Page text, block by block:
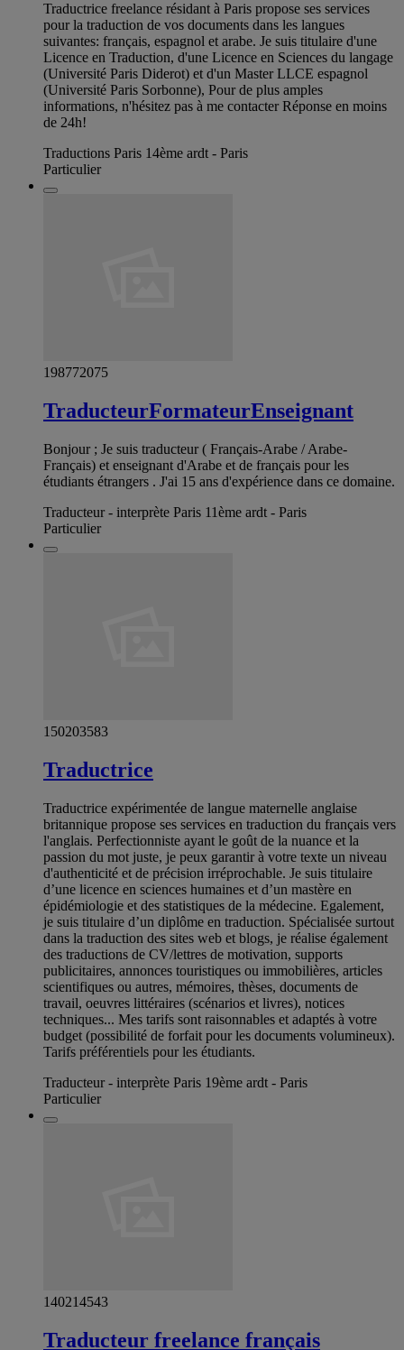
Traductrice freelance résidant à Paris propose ses services
pour la traduction de vos documents dans les langues
suivantes: français, espagnol et arabe. Je suis titulaire d'une
Licence en Traduction, d'une Licence en Sciences du langage
(Université Paris Diderot) et d'un Master LLCE espagnol
(Université Paris Sorbonne), Pour de plus amples
informations, n'hésitez pas à me contacter Réponse en moins
de 24h!
Traductions Paris 14ème ardt - Paris
Particulier
198772075
TraducteurFormateurEnseignant
Bonjour ; Je suis traducteur ( Français-Arabe / Arabe-
Français) et enseignant d'Arabe et de français pour les
étudiants étrangers . J'ai 15 ans d'expérience dans ce domaine.
Traducteur - interprète Paris 11ème ardt - Paris
Particulier
150203583
Traductrice
Traductrice expérimentée de langue maternelle anglaise
britannique propose ses services en traduction du français vers
l'anglais. Perfectionniste ayant le goût de la nuance et la
passion du mot juste, je peux garantir à votre texte un niveau
d'authenticité et de précision irréprochable. Je suis titulaire
d’une licence en sciences humaines et d’un mastère en
épidémiologie et des statistiques de la médecine. Egalement,
je suis titulaire d’un diplôme en traduction. Spécialisée surtout
dans la traduction des sites web et blogs, je réalise également
des traductions de CV/lettres de motivation, supports
publicitaires, annonces touristiques ou immobilières, articles
scientifiques ou autres, mémoires, thèses, documents de
travail, oeuvres littéraires (scénarios et livres), notices
techniques... Mes tarifs sont raisonnables et adaptés à votre
budget (possibilité de forfait pour les documents volumineux).
Tarifs préférentiels pour les étudiants.
Traducteur - interprète Paris 19ème ardt - Paris
Particulier
140214543
Traducteur freelance français